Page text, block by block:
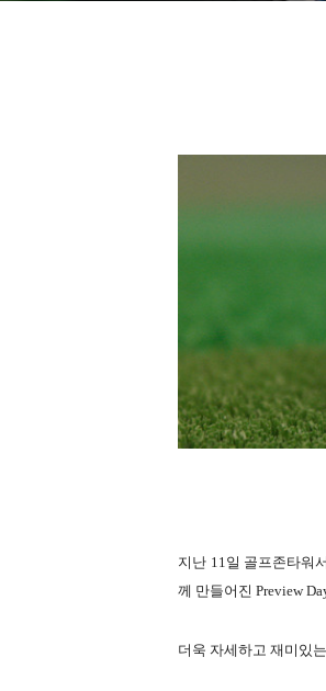
지난 11일 골프존타워
께 만들어진 Preview
더욱 자세하고 재미있